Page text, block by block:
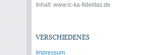
Inhalt: www.lc-ka-fidelitas.de
VERSCHIEDENES
Impressum